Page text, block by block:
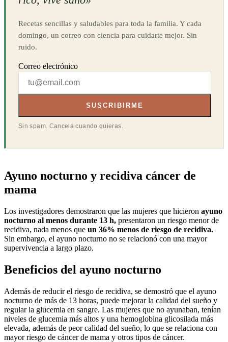
Recetas sencillas y saludables para toda la familia. Y cada
domingo, un correo con ciencia para cuidarte mejor. Sin
ruido.
Correo electrónico
SUSCRIBIRME
Sin spam. Cancela cuando quieras.
Ayuno nocturno y recidiva cáncer de
mama
Los investigadores demostraron que las mujeres que hicieron ayuno
nocturno al menos durante 13 h, presentaron un riesgo menor de
recidiva, nada menos que un 36% menos de riesgo de recidiva.
Sin embargo, el ayuno nocturno no se relacionó con una mayor
supervivencia a largo plazo.
Beneficios del ayuno nocturno
Además de reducir el riesgo de recidiva, se demostró que el ayuno
nocturno de más de 13 horas, puede mejorar la calidad del sueño y
regular la glucemia en sangre. Las mujeres que no ayunaban, tenían
niveles de glucemia más altos y una hemoglobina glicosilada más
elevada, además de peor calidad del sueño, lo que se relaciona con
mayor riesgo de cáncer de mama y otros tipos de cáncer.